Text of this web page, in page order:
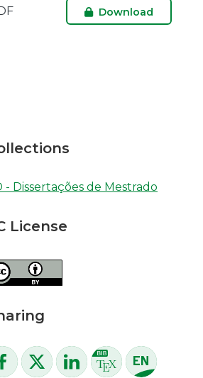
Download
- Dissertações de Mestrado
License